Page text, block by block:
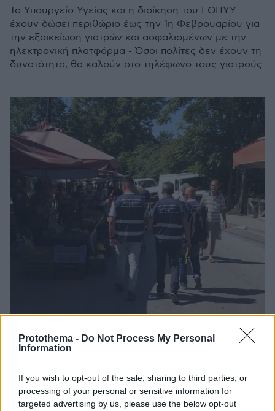
Protothema - Do Not Process My Personal
Information
If you wish to opt-out of the sale, sharing to third parties, or
processing of your personal or sensitive information for
targeted advertising by us, please use the below opt-out
Το Υπουργείο Υγείας και η διοίκηση του ΕΟΠΥΥ
έχουν δώσει περιθώριο έως την 1η Φεβρουαρίου για
την εξοικείωση γιατρών και ασφαλισμένων με την
ηλεκτρονική πλατφόρμα - Όσοι πολίτες δεν έχουν τη
δυνατότητα, θα καλούν στο τηλέφωνο τους γιατρούς
Εκπτώσεις 20% σε τρόφιμα, έπιπλα και ηλεκτρικά ζητά
από τις επιχειρήσεις το υπουργείο Ανάπτυξης για τους
καταναλωτές της Θεσσαλίας